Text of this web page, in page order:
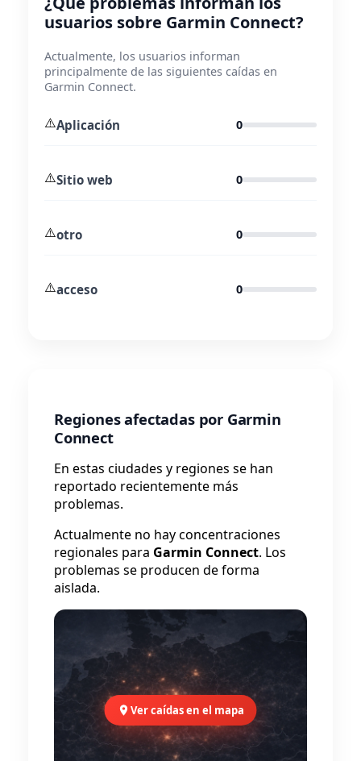
usuarios sobre Garmin Connect?
Actualmente, los usuarios informan
principalmente de las siguientes caídas en
Garmin Connect.
⚠️Aplicación 0
⚠️Sitio web 0
⚠️otro 0
⚠️acceso 0
Regiones afectadas por Garmin
Connect
En estas ciudades y regiones se han
reportado recientemente más
problemas.
Actualmente no hay concentraciones
regionales para Garmin Connect. Los
problemas se producen de forma
aislada.
Ver caídas en el mapa